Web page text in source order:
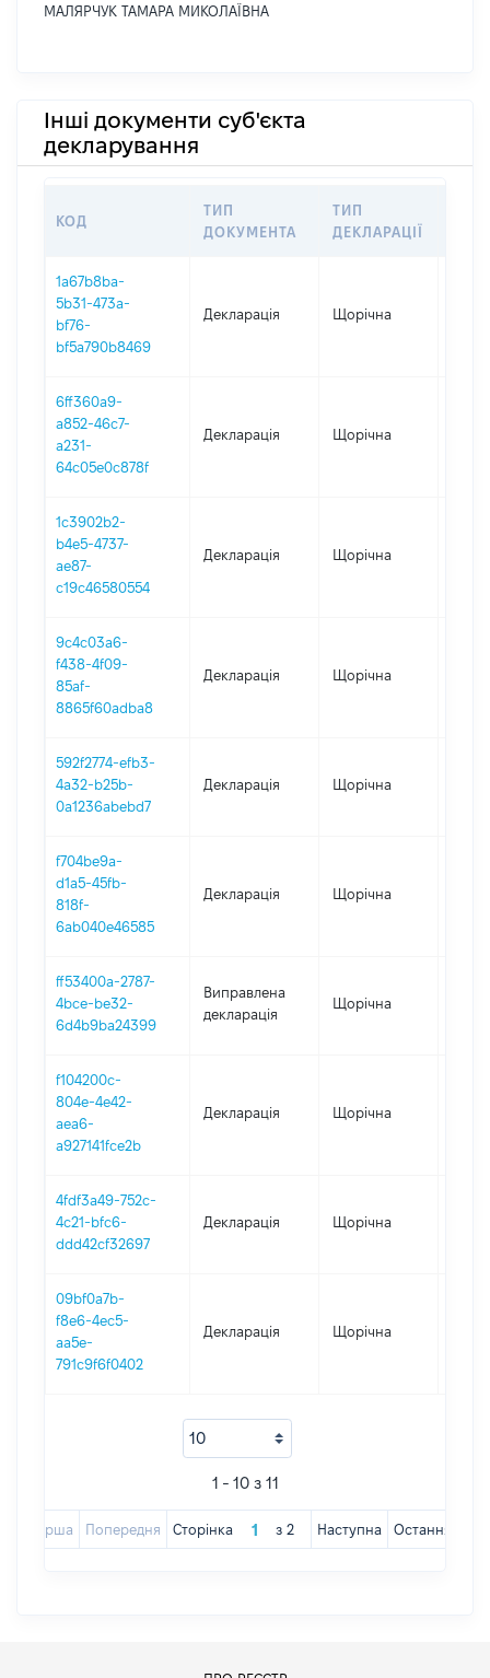
МАЛЯРЧУК ТАМАРА МИКОЛАЇВНА
Інші документи суб'єкта
декларування
КОД
ТИП
ДОКУМЕНТА
ТИП
ДЕКЛАРАЦІЇ
1a67b8ba-
5b31-473a-
bf76-
bf5a790b8469
Декларація Щорічна
6ff360a9-
a852-46c7-
a231-
64c05e0c878f
Декларація Щорічна
1c3902b2-
b4e5-4737-
ae87-
c19c46580554
Декларація Щорічна
9c4c03a6-
f438-4f09-
85af-
8865f60adba8
Декларація Щорічна
592f2774-efb3-
4a32-b25b-
0a1236abebd7
Декларація Щорічна
f704be9a-
d1a5-45fb-
818f-
6ab040e46585
Декларація Щорічна
ff53400a-2787-
4bce-be32-
6d4b9ba24399
Виправлена
декларація
Щорічна
f104200c-
804e-4e42-
aea6-
a927141fce2b
Декларація Щорічна
4fdf3a49-752c-
4c21-bfc6-
ddd42cf32697
Декларація Щорічна
09bf0a7b-
f8e6-4ec5-
aa5e-
791c9f6f0402
Декларація Щорічна
1 - 10 з 11
Перша Попередня Сторінка з 2 Наступна Остання